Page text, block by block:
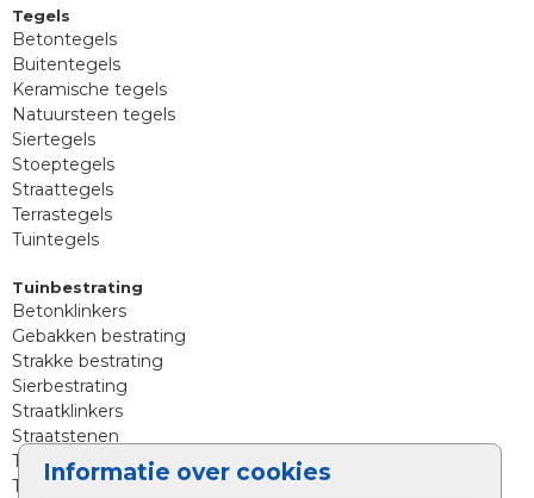
Informatie over cookies
Tegels
Betontegels
Buitentegels
Keramische tegels
Natuursteen tegels
Siertegels
Stoeptegels
Straattegels
Terrastegels
Tuintegels
Tuinbestrating
Betonklinkers
Gebakken bestrating
Strakke bestrating
Sierbestrating
Straatklinkers
Straatstenen
Trommelstenen
Tuinstenen